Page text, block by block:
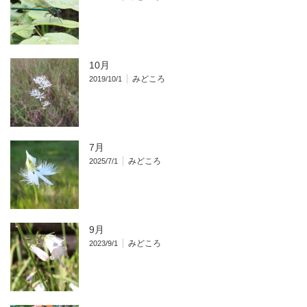
10月
2019/10/1 みどころ
7月
2025/7/1 みどころ
9月
2023/9/1 みどころ